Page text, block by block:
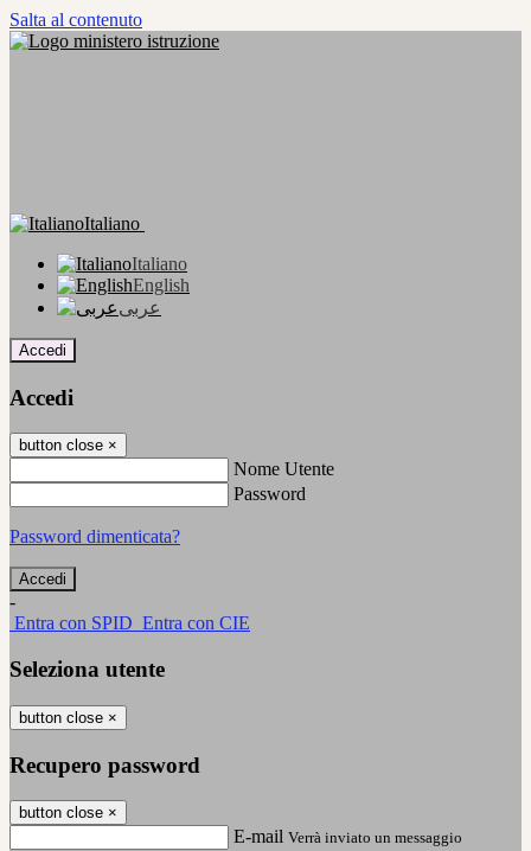
Salta al contenuto
Italiano
Italiano
English
عربى
Accedi
Accedi
button close ×
Nome Utente
Password
Password dimenticata?
-
Entra con SPID Entra con CIE
Seleziona utente
button close ×
Recupero password
button close ×
E-mail Verrà inviato un messaggio